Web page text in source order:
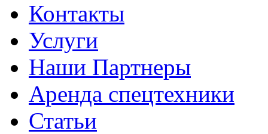
Контакты
Услуги
Наши Партнеры
Аренда спецтехники
Статьи